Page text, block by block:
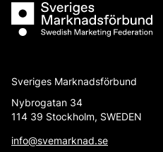
Sveriges Marknadsförbund
Sveriges Marknadsförbund
Nybrogatan 34
114 39 Stockholm, SWEDEN
info@svemarknad.se